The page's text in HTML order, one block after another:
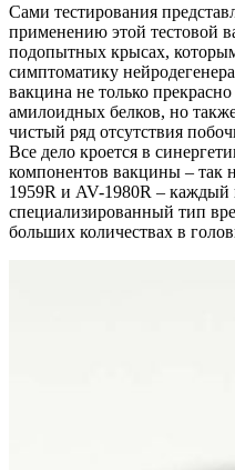
Сами тестирования
применению этой тестовой
подопытных крысах,
симптоматику
вакцина не только
амилоидных белков, но
чистый ряд отсутствия
Все дело кроется в
компонентов вакцины – так
1959R и AV-1980R – каждый
специализированный тип
больших количествах в